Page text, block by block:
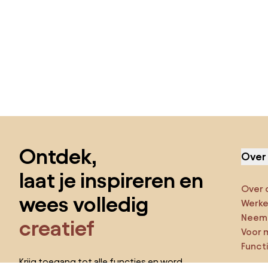
Ontdek,
laat je inspireren en
wees volledig
creatief
Krijg toegang tot alle functies en word
Over
Over
Voor